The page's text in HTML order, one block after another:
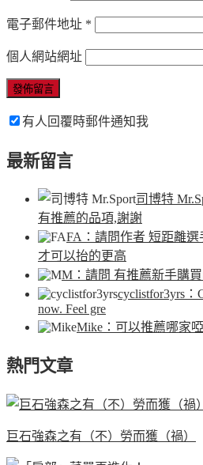
電子郵件地址 *
個人網站網址
有人回覆時郵件通知我
最新留言
司博特
有推薦的品項,謝謝
FA ：請問作者 短距離
才可以抬的更高
M ：請問 有推薦新手購
cyclistfor3yrs
now. Feel gre
Mike ：可以推薦哪家
熱門文章
巨石強森之有（不）勞而獲（禍）